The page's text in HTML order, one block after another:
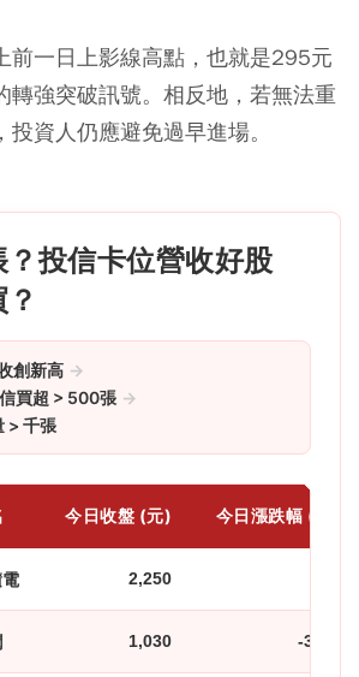
前一日上影線高點，也就是295元
轉強突破訊號。相反地，若無法重
資人仍應避免過早進場。
投信卡位營收好股
創新高 →
買超 > 500張 →
> 千張
今日收盤 (元) 今日漲跌幅 (%)
2,250
1,030 -3.29